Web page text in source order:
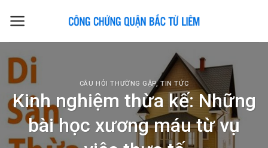
CÂU HỎI THƯỜNG GẶP,TIN TỨC
Kinh nghiệm thừa kế: Những
bài học xương máu từ vụ